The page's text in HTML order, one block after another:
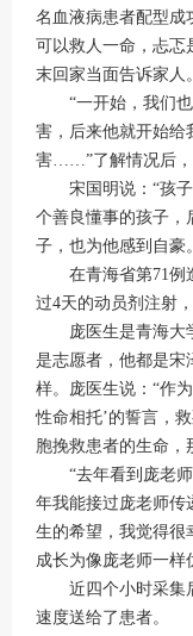
名血液病患者配型成
可以救人一命，忐忑
末回家当面告诉家人。
“一开始，我们也
害，后来他就开始给
害……”了解情况后，
宋国明说：“孩子
个善良懂事的孩子，
子，也为他感到自豪
在青海省第71例
过4天的动员剂注射
庞医生是青海大学
是志愿者，他都是宋
样。庞医生说：“作
性命相托’的誓言，
胞挽救患者的生命，
“去年看到庞老师
年我能接过庞老师传
生的希望，我觉得很
成长为像庞老师一样
近四个小时采集后
速度送给了患者。